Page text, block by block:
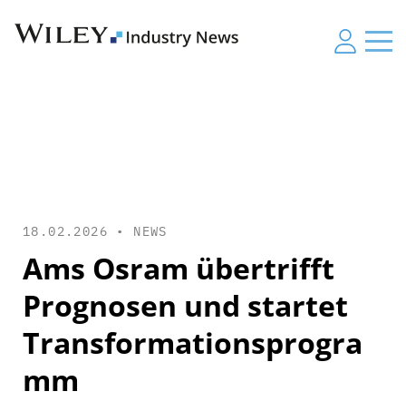
18.02.2026 • NEWS
Ams Osram übertrifft
Prognosen und startet
Transformationsprogra
mm